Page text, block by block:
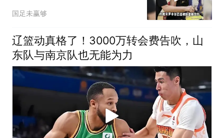
徐昕下赛季不回归
国足未赢够
辽篮动真格了！3000万转会费告吹，山
东队与南京队也无能为力